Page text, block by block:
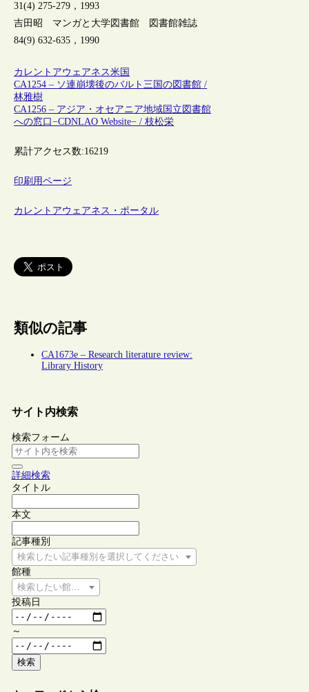
31(4) 275-279，1993
吉田昭 マンガと大学図書館 図書館雑誌
84(9) 632-635，1990
カレントアウェアネス米国
CA1254 – ソ連崩壊後のバルト三国の図書館 /
林雅樹
CA1256 – アジア・オセアニア地域国立図書館
への窓口−CDNLAO Website− / 枝松栄
累計アクセス数:16219
印刷用ページ
カレントアウェアネス・ポータル
類似の記事
CA1673e – Research literature review:
Library History
サイト内検索
検索フォーム
詳細検索
タイトル
本文
記事種別
検索したい記事種別を選択してください
館種
検索したい館種を選択してください
投稿日
～
検索